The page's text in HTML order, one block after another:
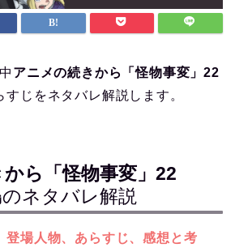
アニメの続きから「怪物事変」22
すじをネタバレ解説します。
ら「怪物事変」22
のネタバレ解説
登場人物、あらすじ、感想と考